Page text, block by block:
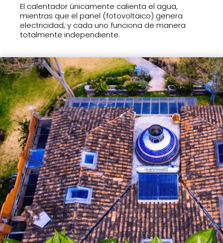
El calentador únicamente calienta el agua,
mientras que el panel (fotovoltaico) genera
electricidad, y cada uno funciona de manera
totalmente independiente.